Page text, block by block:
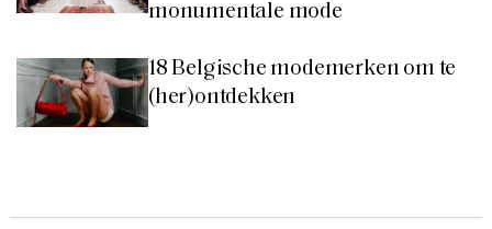
monumentale mode
18 Belgische modemerken om te
(her)ontdekken